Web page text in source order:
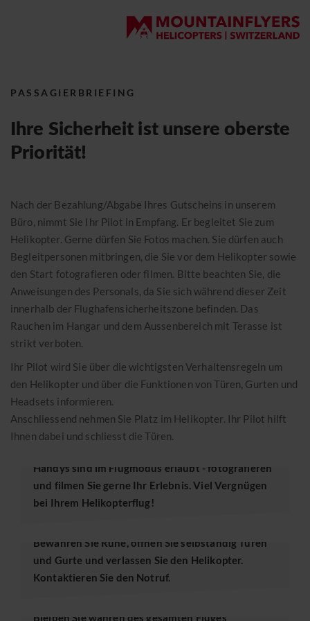
DEEN
Helikopter selber fliegen
VIP- und Taxiflug
Eventflüge
ARBEITSFLUG
PILOTENAUSBILDUNG
ONLINE-SHOP
ÜBER UNS
Helikopterrundflüge
Freie Plätze
Transportflüge
Pilot werden
Reports
Freie Plätze
Gutscheine
Pilot werden
News
Reports
Eventkalender 2026
Pflichtfeld
PASSAGIERBRIEFING
Ihre Sicherheit ist unsere oberste
Priorität!
Nach der Bezahlung/Abgabe Ihres Gutscheins in unserem
Büro, nimmt Sie Ihr Pilot in Empfang. Er begleitet Sie zum
Helikopter. Gerne dürfen Sie Fotos machen. Sie dürfen auch
Begleitpersonen mitbringen, die Sie vor dem Helikopter sowie
den Start fotografieren oder filmen. Bitte beachten Sie, die
Anweisungen des Personals, da Sie sich während dieser Zeit
innerhalb der Flughafensicherheitszone befinden. Das
Rauchen im Hangar und dem Aussenbereich mit Terasse ist
strikt verboten.
Ihr Pilot wird Sie über die wichtigsten Verhaltensregeln um
den Helikopter und über die Funktionen von Türen, Gurten und
Headsets informieren.
Anschliessend nehmen Sie Platz im Helikopter. Ihr Pilot hilft
Ihnen dabei und schliesst die Türen.
HANDY NUTZUNG
Handys sind im Flugmodus erlaubt - fotografieren
und filmen Sie gerne Ihr Erlebnis. Viel Vergnügen
bei Ihrem Helikopterflug!
Bewahren Sie Ruhe, öffnen Sie selbständig Türen
und Gurte und verlassen Sie den Helikopter.
Kontaktieren Sie den Notruf.
Bleiben Sie währen des gesamten Fluges